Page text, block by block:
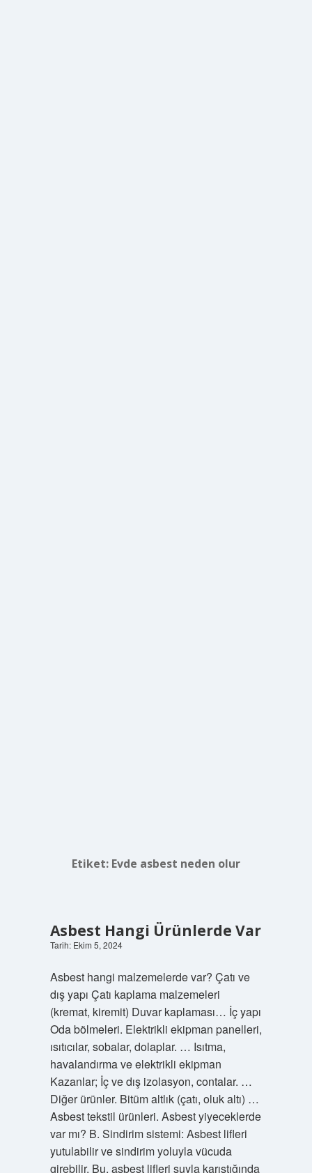
Etiket: Evde asbest neden olur
Asbest Hangi Ürünlerde Var
Tarih: Ekim 5, 2024
Asbest hangi malzemelerde var? Çatı ve
dış yapı Çatı kaplama malzemeleri
(kremat, kiremit) Duvar kaplaması… İç yapı
Oda bölmeleri. Elektrikli ekipman panelleri,
ısıtıcılar, sobalar, dolaplar. … Isıtma,
havalandırma ve elektrikli ekipman
Kazanlar; İç ve dış izolasyon, contalar. …
Diğer ürünler. Bitüm altlık (çatı, oluk altı) …
Asbest tekstil ürünleri. Asbest yiyeceklerde
var mı? B. Sindirim sistemi: Asbest lifleri
yutulabilir ve sindirim yoluyla vücuda
girebilir. Bu, asbest lifleri suyla karıştığında